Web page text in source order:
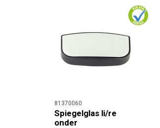
81370060
Spiegelglas li/re
onder